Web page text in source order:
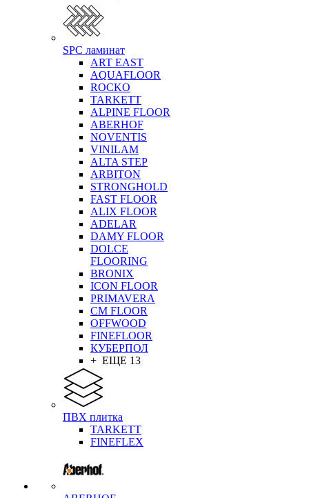
SPC ламинат
ART EAST
AQUAFLOOR
ROCKO
TARKETT
ALPINE FLOOR
ABERHOF
NOVENTIS
VINILAM
ALTA STEP
ARBITON
STRONGHOLD
FAST FLOOR
ALIX FLOOR
ADELAR
DAMY FLOOR
DOLCE
FLOORING
BRONIX
ICON FLOOR
PRIMAVERA
CM FLOOR
OFFWOOD
FINEFLOOR
КУБЕРПОЛ
+ ЕЩЕ 13
ПВХ плитка
TARKETT
FINEFLEX